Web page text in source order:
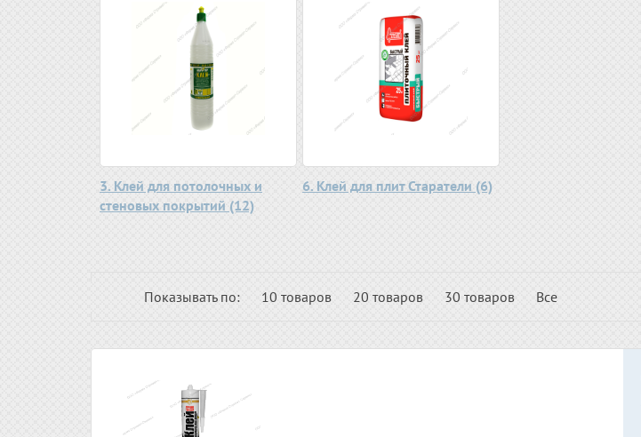
3. Клей для потолочных и
стеновых покрытий (12)
6. Клей для плит Старатели (6)
Показывать по: 10 товаров 20 товаров 30 товаров Все